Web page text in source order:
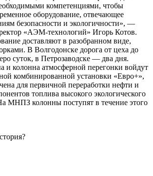
компетенциями, чтобы
оборудование, отвечающее
безопасности и экологичности», —
«АЭМ-технологий» Игорь Котов.
доставляют в разобранном виде,
В Волгодонске дорога от цеха до
суток, в Петрозаводске — два дня.
и колонна атмосферной перегонки войдут
комбинированной установки «Евро+»,
для первичной переработки нефти и
топлива высокого экологического
МНПЗ колонны поступят в течение этого